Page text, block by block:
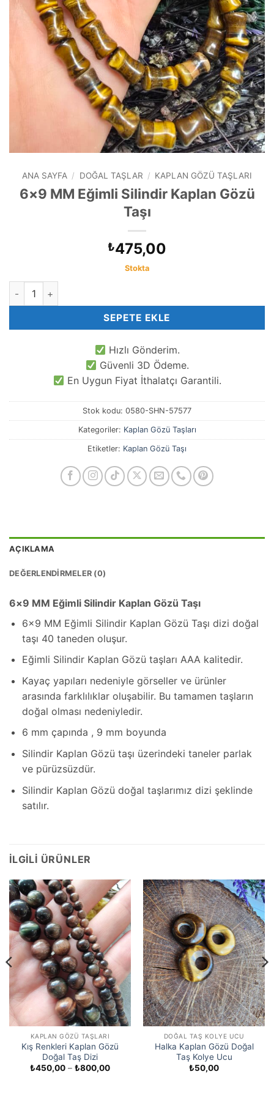
ANA SAYFA / DOĞAL TAŞLAR / KAPLAN GÖZÜ TAŞLARI
6×9 MM Eğimli Silindir Kaplan Gözü
Taşı
₺475,00
Stokta
6x9 MM Eğimli Silindir Kaplan Gözü Taşı adet
SEPETE EKLE
Hızlı Gönderim.
Güvenli 3D Ödeme.
En Uygun Fiyat İthalatçı Garantili.
Stok kodu: 0580-SHN-57577
Kategoriler: Kaplan Gözü Taşları
Etiketler: Kaplan Gözü Taşı
AÇIKLAMA
DEĞERLENDIRMELER (0)
6×9 MM Eğimli Silindir Kaplan Gözü Taşı
6×9 MM Eğimli Silindir Kaplan Gözü Taşı dizi doğal
taşı 40 taneden oluşur.
Eğimli Silindir Kaplan Gözü taşları AAA kalitedir.
Kayaç yapıları nedeniyle görseller ve ürünler
arasında farklılıklar oluşabilir. Bu tamamen taşların
doğal olması nedeniyledir.
6 mm çapında , 9 mm boyunda
Silindir Kaplan Gözü taşı üzerindeki taneler parlak
ve pürüzsüzdür.
Silindir Kaplan Gözü doğal taşlarımız dizi şeklinde
satılır.
İLGILI ÜRÜNLER
KAPLAN GÖZÜ TAŞLARI
Kış Renkleri Kaplan Gözü
Doğal Taş Dizi
₺450,00 – ₺800,00Fiyat
DOĞAL TAŞ KOLYE UCU
Halka Kaplan Gözü Doğal
Taş Kolye Ucu
₺50,00